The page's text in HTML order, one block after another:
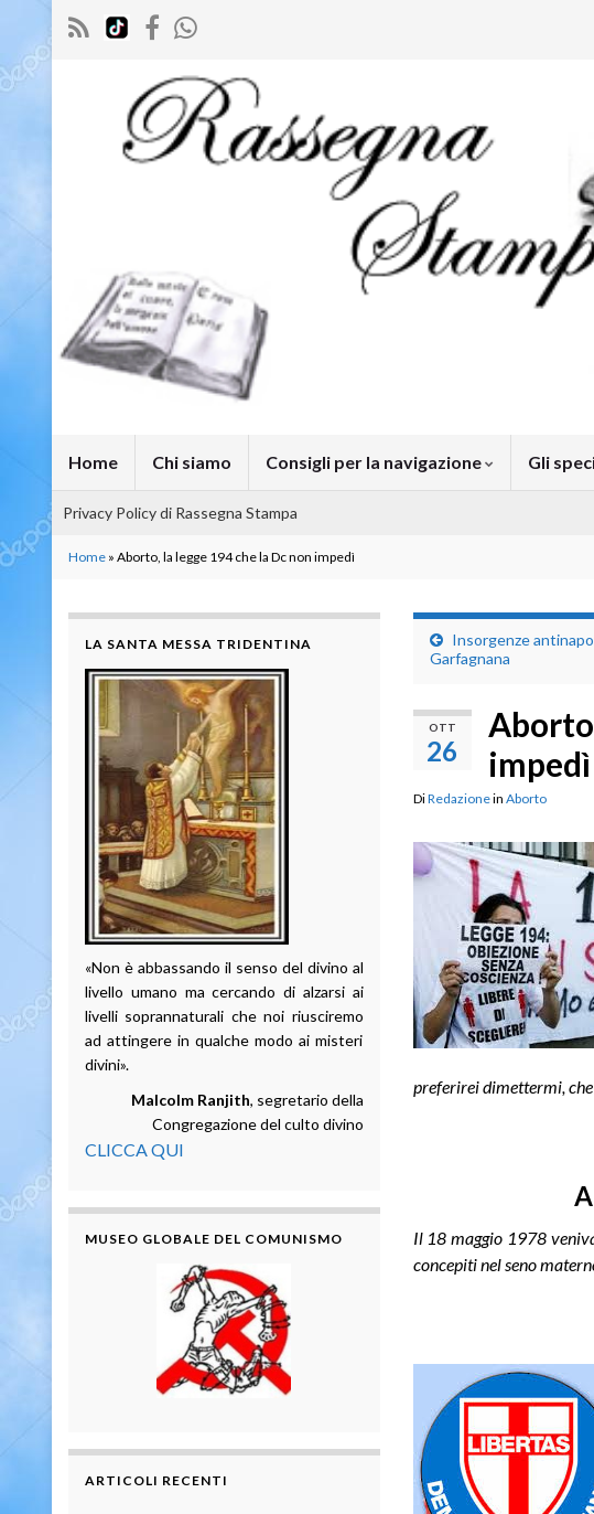
Home Chi siamo Consigli per la navigazione Gli
Privacy Policy di Rassegna Stampa
Home » Aborto, la legge 194 che la Dc non impedì
Insorgenze
Garfagnana
OTT
26
impedì
DiRedazionein Aborto
preferirei dimettermi,
Il 18 maggio 1978
concepiti nel seno
LA SANTA MESSA TRIDENTINA
«Non è abbassando il senso del divino al
livello umano ma cercando di alzarsi ai
livelli soprannaturali che noi riusciremo
ad attingere in qualche modo ai misteri
divini».
Malcolm Ranjith, segretario della
Congregazione del culto divino
CLICCA QUI
MUSEO GLOBALE DEL COMUNISMO
ARTICOLI RECENTI